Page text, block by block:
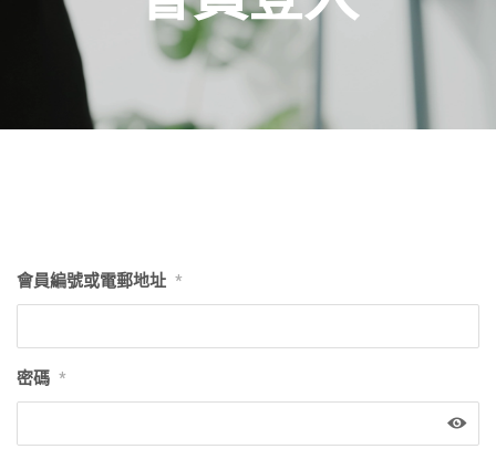
會員編號或電郵地址 *
密碼 *